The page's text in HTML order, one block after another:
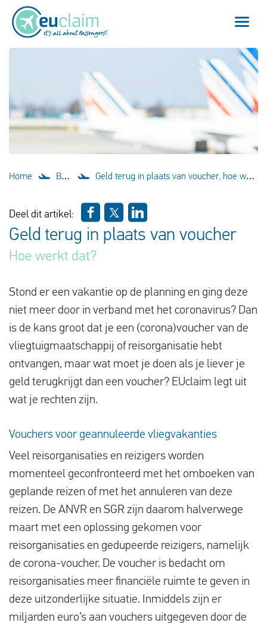
Gemaakte kosten
Vlucht gewijzigd
Aansluiting gemist
Over ons
Contact
Nederlands
Vlucht geannuleerd
Home Blog Geld terug in plaats van voucher, hoe werkt dat?
Deel dit artikel:
Geld terug in plaats van voucher
Hoe werkt dat?
Stond er een vakantie op de planning en ging deze
niet meer door in verband met het coronavirus? Dan
is de kans groot dat je een (corona)voucher van de
vliegtuigmaatschappij of reisorganisatie hebt
ontvangen, maar wat moet je doen als je liever je
geld terugkrijgt dan een voucher? EUclaim legt uit
wat je rechten zijn.
Vouchers voor geannuleerde vliegvakanties
Veel reisorganisaties en reizigers worden
momenteel geconfronteerd met het omboeken van
geplande reizen of met het annuleren van deze
reizen. De ANVR en SGR zijn daarom halverwege
maart met een oplossing gekomen voor
reisorganisaties en gedupeerde reizigers, namelijk
de corona-voucher. De voucher is bedacht om
reisorganisaties meer financiële ruimte te geven in
deze uitzonderlijke situatie. Inmiddels zijn er
miljarden euro’s aan vouchers uitgegeven door de